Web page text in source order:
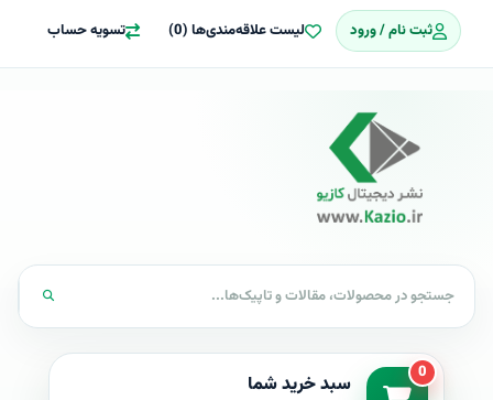
ثبت نام / ورود لیست علاقه‌مندی‌ها (0) تسویه حساب
0 سبد خرید شما